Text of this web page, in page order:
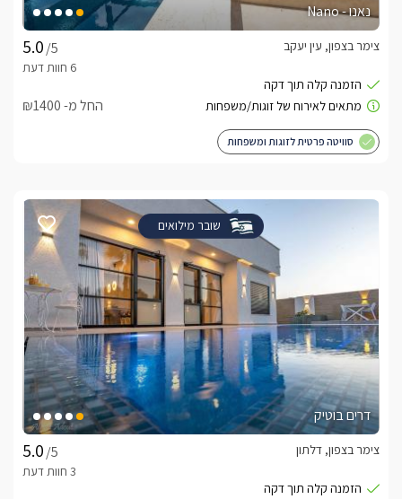
נאנו - Nano
/5
צימר בצפון, עין יעקב
החל מ- ₪1400
סוויטה פרטית לזוגות ומשפחות
שובר מילואים
דרים בוטיק
/5
צימר בצפון, דלתון